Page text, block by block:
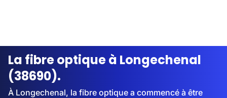
Streaming
La fibre optique à Longechenal
(38690).
À Longechenal, la fibre optique a commencé à être